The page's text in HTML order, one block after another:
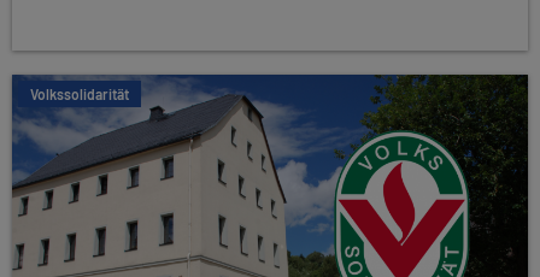
Volkssolidarität